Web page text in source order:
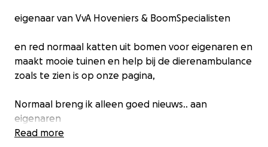
eigenaar van VvA Hoveniers & BoomSpecialisten
en red normaal katten uit bomen voor eigenaren en
maakt mooie tuinen en help bij de dierenambulance
zoals te zien is op onze pagina,
Normaal breng ik alleen goed nieuws.. aan
eigenaren
Read more